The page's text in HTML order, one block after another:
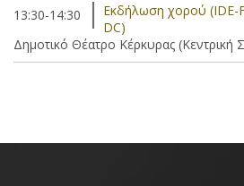
13:30-14:30
Eκδήλωση χορού (IDE-
DC)
Δημοτικό Θέατρο Κέρκυρας (Κεντρική